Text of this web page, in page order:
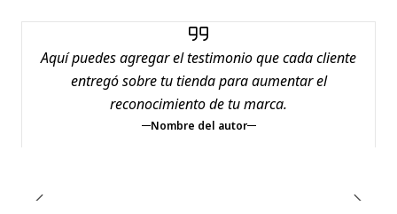
Aquí puedes agregar el testimonio que cada cliente
entregó sobre tu tienda para aumentar el
reconocimiento de tu marca.
Nombre del autor